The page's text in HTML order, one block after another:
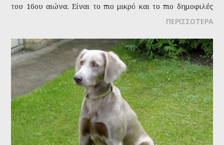
του 16ου αιώνα. Είναι το πιο μικρό και το πιο δημοφιλές
από τα Σνάουζερ. Χρησιμοποιήθηκε στην εξολόθρευση
ΠΕΡΙΣΣΟΤΕΡΑ